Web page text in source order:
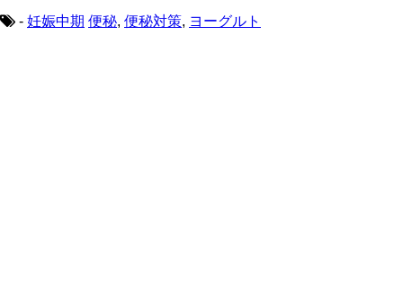
- 妊娠中期 便秘, 便秘対策, ヨーグルト